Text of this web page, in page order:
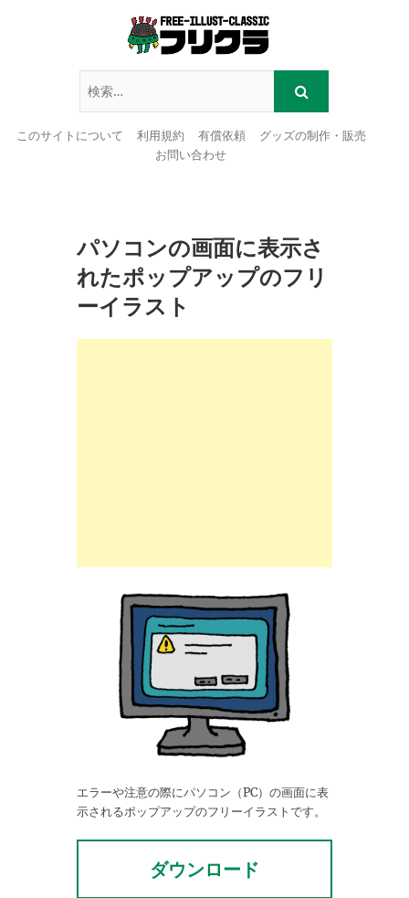
このサイトについて 利用規約 有償依頼
グッズの制作・販売
お問い合わせ
パソコンの画面に表示さ
れたポップアップのフリ
ーイラスト
エラーや注意の際にパソコン（PC）の画面に表
示されるポップアップのフリーイラストです。
ダウンロード